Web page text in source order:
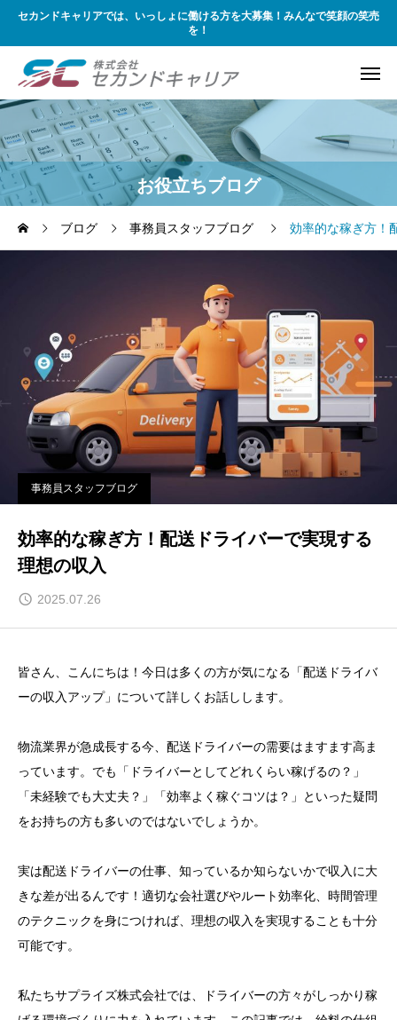
セカンドキャリアでは、いっしょに働ける方を大募集！みんなで笑顔の笑売
を！
お役立ちブログ
ブログ 事務員スタッフブログ 効率的な稼ぎ方！
事務員スタッフブログ
効率的な稼ぎ方！配送ドライバーで実現する
理想の収入
2025.07.26
皆さん、こんにちは！今日は多くの方が気になる「配送ドライバ
ーの収入アップ」について詳しくお話しします。
物流業界が急成長する今、配送ドライバーの需要はますます高ま
っています。でも「ドライバーとしてどれくらい稼げるの？」
「未経験でも大丈夫？」「効率よく稼ぐコツは？」といった疑問
をお持ちの方も多いのではないでしょうか。
実は配送ドライバーの仕事、知っているか知らないかで収入に大
きな差が出るんです！適切な会社選びやルート効率化、時間管理
のテクニックを身につければ、理想の収入を実現することも十分
可能です。
私たちサプライズ株式会社では、ドライバーの方々がしっかり稼